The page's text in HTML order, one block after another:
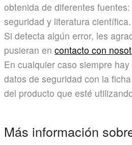
obtenida de diferentes
seguridad y literatura científica.
Si detecta algún error, les
pusieran en contacto con
En cualquier caso siempre
datos de seguridad con la
del producto que esté
Más información